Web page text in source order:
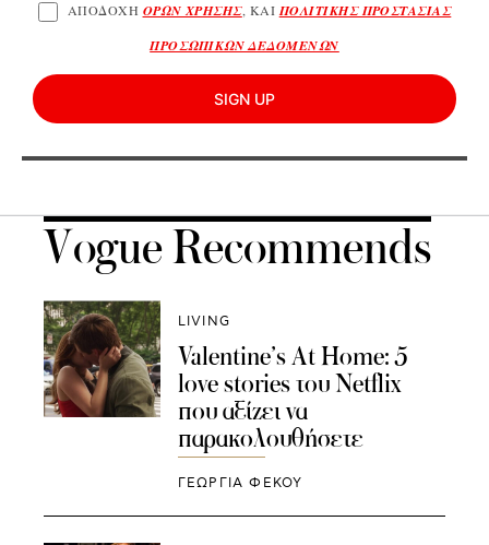
ΑΠΟΔΟΧΗ ΟΡΩΝ ΧΡΗΣΗΣ, ΚΑΙΠΟΛΙΤΙΚΗΣ ΠΡΟΣΤΑΣΙΑΣ
ΠΡΟΣΩΠΙΚΩΝ ΔΕΔΟΜΕΝΩΝ
SIGN UP
Vogue Recommends
LIVING
Valentine’s At Home: 5
love stories του Netflix
που αξίζει να
παρακολουθήσετε
ΓΕΩΡΓΙΑ ΦΕΚΟΥ